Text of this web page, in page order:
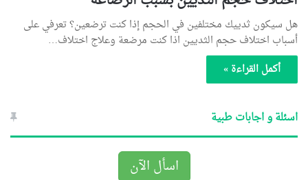
هل سيكون ثدييك مختلفين في الحجم إذا كنت ترضعين؟ تعرفي على
أسباب اختلاف حجم الثديين اذا كنت مرضعة وعلاج اختلاف…
أكمل القراءة »
اسئلة و اجابات طبية
اسأل الآن